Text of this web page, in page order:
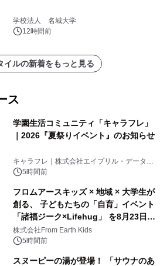
学校法人 名城大学
12時間前
イルの新着をもっと見る
ス
学園生活コミュニティ「キャラフレ」
｜2026『夏祭りイベント』のお知らせ
キャラフレ｜株式会社エイプリル・データ・
デザインズ
5時間前
フロムアースキッズ × 地域 × 大学生が
創る、 子どもたちの「自育」イベント
「諸福ジーク×Lifehug」 を8月23日
(日)開催
株式会社From Earth Kids
5時間前
スヌーピーの湯が登場！ 「サウナのあ